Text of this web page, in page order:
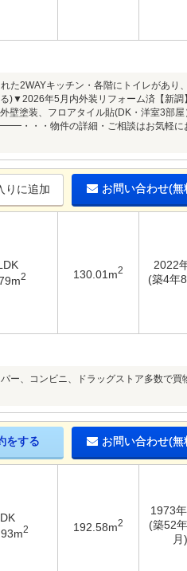
た2WAYキッチン・各階にトイレがあり
)▼2026年5月内外装リフォーム済【新調
壁塗装、フロアタイル貼(DK・洋室3部屋
・・・物件の詳細・ご相談はお気軽に
りに追加 お問い合わせ(無
2 130.01m2
2022
(築4年
ー、コンビニ、ドラッグストア多数で買
をする お問い合わせ(無
2 192.58m2
1973
(築52
月)